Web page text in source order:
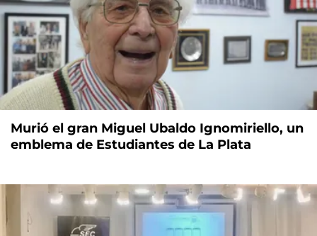
Murió el gran Miguel Ubaldo Ignomiriello, un
emblema de Estudiantes de La Plata